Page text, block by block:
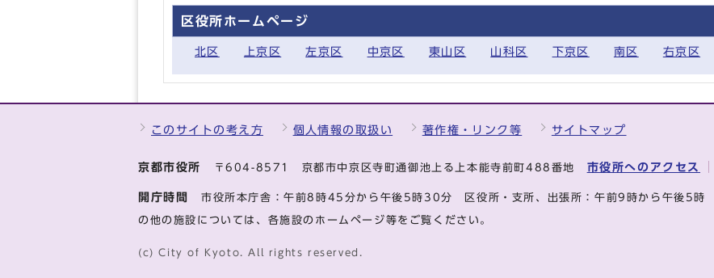
区役所ホームページ
北区 上京区 左京区 中京区 東山区 山科区 下京区 南区 右京区
このサイトの考え方 個人情報の取扱い 著作権・リンク等 サイトマップ
京都市役所 〒604-8571 京都市中京区寺町通御池上る上本能寺前町488番地 市役所へのアクセス
開庁時間 市役所本庁舎：午前8時45分から午後5時30分 区役所・支所、出張所：午前9時から午後5時
の他の施設については、各施設のホームページ等をご覧ください。
(c) City of Kyoto. All rights reserved.